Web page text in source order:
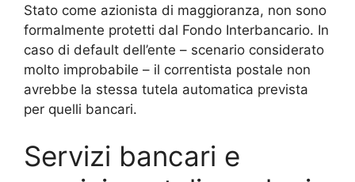
Stato come azionista di maggioranza, non sono
formalmente protetti dal Fondo Interbancario. In
caso di default dell’ente – scenario considerato
molto improbabile – il correntista postale non
avrebbe la stessa tutela automatica prevista
per quelli bancari.
Servizi bancari e